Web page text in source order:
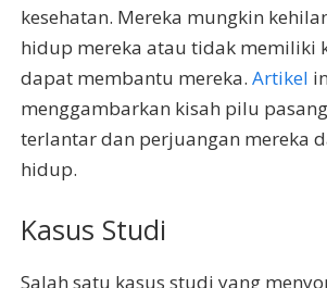
kesehatan. Mereka mungkin
hidup mereka atau tidak memiliki
dapat membantu mereka. Artikel
menggambarkan kisah pilu
terlantar dan perjuangan mereka
hidup.
Kasus Studi
Salah satu kasus studi yang